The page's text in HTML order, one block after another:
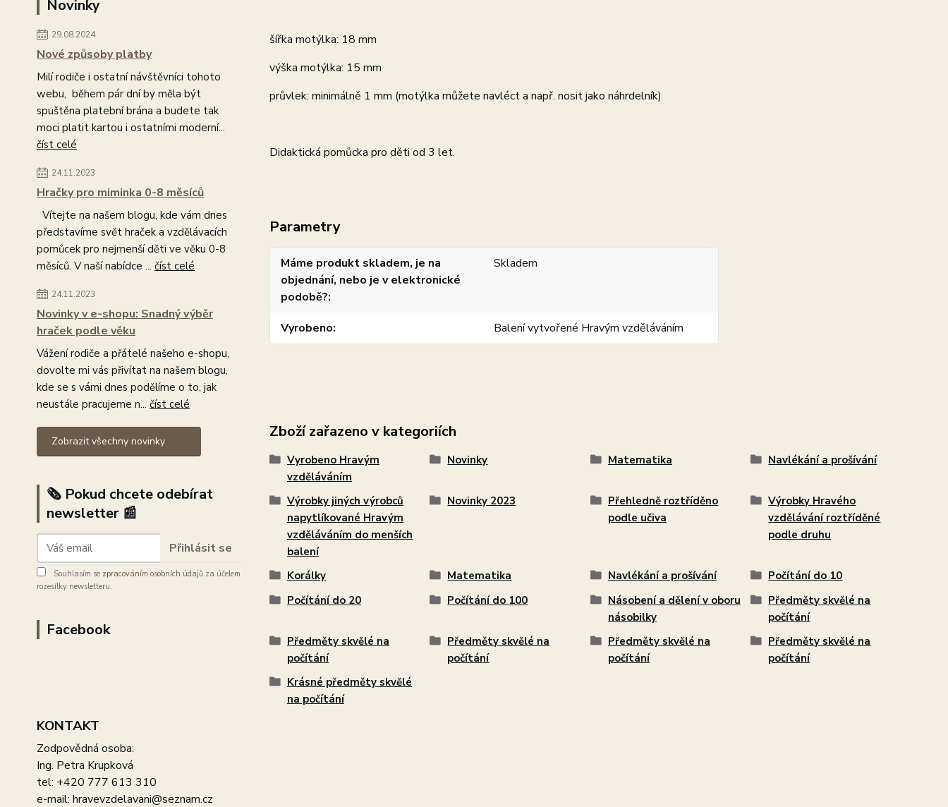
Novinky
29.08.2024
Nové způsoby platby
Milí rodiče i ostatní návštěvníci tohoto
webu, během pár dní by měla být
spuštěna platební brána a budete tak
moci platit kartou i ostatními moderní...
číst celé
24.11.2023
Hračky pro miminka 0-8 měsíců
Vítejte na našem blogu, kde vám dnes
představíme svět hraček a vzdělávacích
pomůcek pro nejmenší děti ve věku 0-8
měsíců. V naší nabídce ... číst celé
24.11.2023
Novinky v e-shopu: Snadný výběr
hraček podle věku
Vážení rodiče a přátelé našeho e-shopu,
dovolte mi vás přivítat na našem blogu,
kde se s vámi dnes podělíme o to, jak
neustále pracujeme n... číst celé
Zobrazit všechny novinky
🗞️ Pokud chcete odebírat
newsletter 📰
Přihlásit se
Souhlasím se zpracováním osobních údajů za účelem
rozesílky newsletteru.
Facebook
KONTAKT
Zodpovědná osoba:
Ing. Petra Krupková
tel: +420 777 613 310
e-mail: hravevzdelavani@seznam.cz
šířka motýlka: 18 mm
výška motýlka: 15 mm
průvlek: minimálně 1 mm (motýlka můžete navléct a např. nosit jako náhrdelník)
Didaktická pomůcka pro děti od 3 let.
Parametry
Máme produkt skladem, je na
objednání, nebo je v elektronické
podobě?
Skladem
Vyrobeno Balení vytvořené Hravým vzděláváním
Zboží zařazeno v kategoriích
Vyrobeno Hravým
vzděláváním
Novinky Matematika Navlékání a prošívání
Výrobky jiných výrobců
napytlíkované Hravým
vzděláváním do menších
balení
Novinky 2023
Přehledně roztříděno
podle učiva
Výrobky Hravého
vzdělávání roztříděné
podle druhu
Korálky Matematika Navlékání a prošívání
Počítání do 10
Počítání do 20
Počítání do 100
Násobení a dělení v oboru
násobilky
Předměty skvělé na
počítání
Předměty skvělé na
počítání
Předměty skvělé na
počítání
Předměty skvělé na
počítání
Předměty skvělé na
počítání
Krásné předměty skvělé
na počítání